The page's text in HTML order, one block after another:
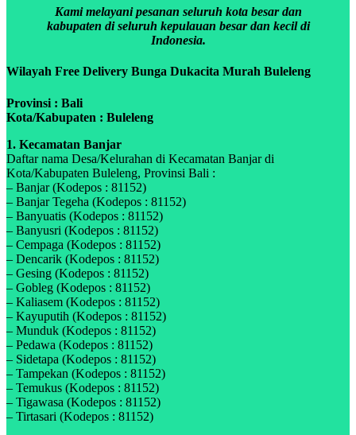
Kami melayani pesanan seluruh kota besar dan
kabupaten di seluruh kepulauan besar dan kecil di
Indonesia.
Wilayah Free Delivery Bunga Dukacita Murah Buleleng
Provinsi : Bali
Kota/Kabupaten : Buleleng
1. Kecamatan Banjar
Daftar nama Desa/Kelurahan di Kecamatan Banjar di
Kota/Kabupaten Buleleng, Provinsi Bali :
– Banjar (Kodepos : 81152)
– Banjar Tegeha (Kodepos : 81152)
– Banyuatis (Kodepos : 81152)
– Banyusri (Kodepos : 81152)
– Cempaga (Kodepos : 81152)
– Dencarik (Kodepos : 81152)
– Gesing (Kodepos : 81152)
– Gobleg (Kodepos : 81152)
– Kaliasem (Kodepos : 81152)
– Kayuputih (Kodepos : 81152)
– Munduk (Kodepos : 81152)
– Pedawa (Kodepos : 81152)
– Sidetapa (Kodepos : 81152)
– Tampekan (Kodepos : 81152)
– Temukus (Kodepos : 81152)
– Tigawasa (Kodepos : 81152)
– Tirtasari (Kodepos : 81152)